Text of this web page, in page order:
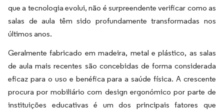
que a tecnologia evolui, não é surpreendente verificar como as
salas de aula têm sido profundamente transformadas nos
últimos anos.
Geralmente fabricado em madeira, metal e plástico, as salas
de aula mais recentes são concebidas de forma considerada
eficaz para o uso e benéfica para a saúde física. A crescente
procura por mobiliário com design ergonómico por parte de
instituições educativas é um dos principais fatores que